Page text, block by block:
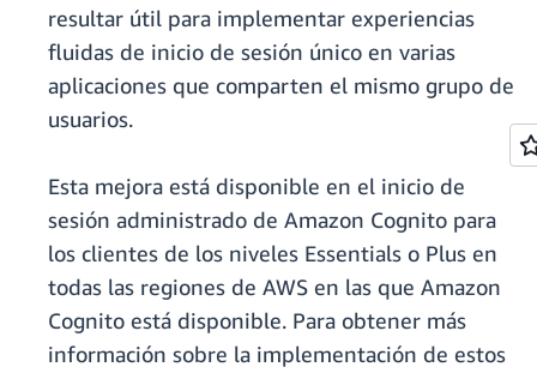
resultar útil para implementar experiencias
fluidas de inicio de sesión único en varias
aplicaciones que comparten el mismo grupo de
usuarios.
Esta mejora está disponible en el inicio de
sesión administrado de Amazon Cognito para
los clientes de los niveles Essentials o Plus en
todas las regiones de AWS en las que Amazon
Cognito está disponible. Para obtener más
información sobre la implementación de estos